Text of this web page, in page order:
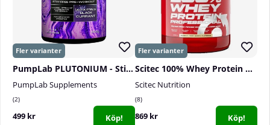
PumpLab PLUTONIUM - Stim Free PWO, 550 g
PumpLab Supplements
2
499 kr Köp!
Scitec 100% Whey Protein Professional, 2350 g
Scitec Nutrition
8
869 kr Köp!